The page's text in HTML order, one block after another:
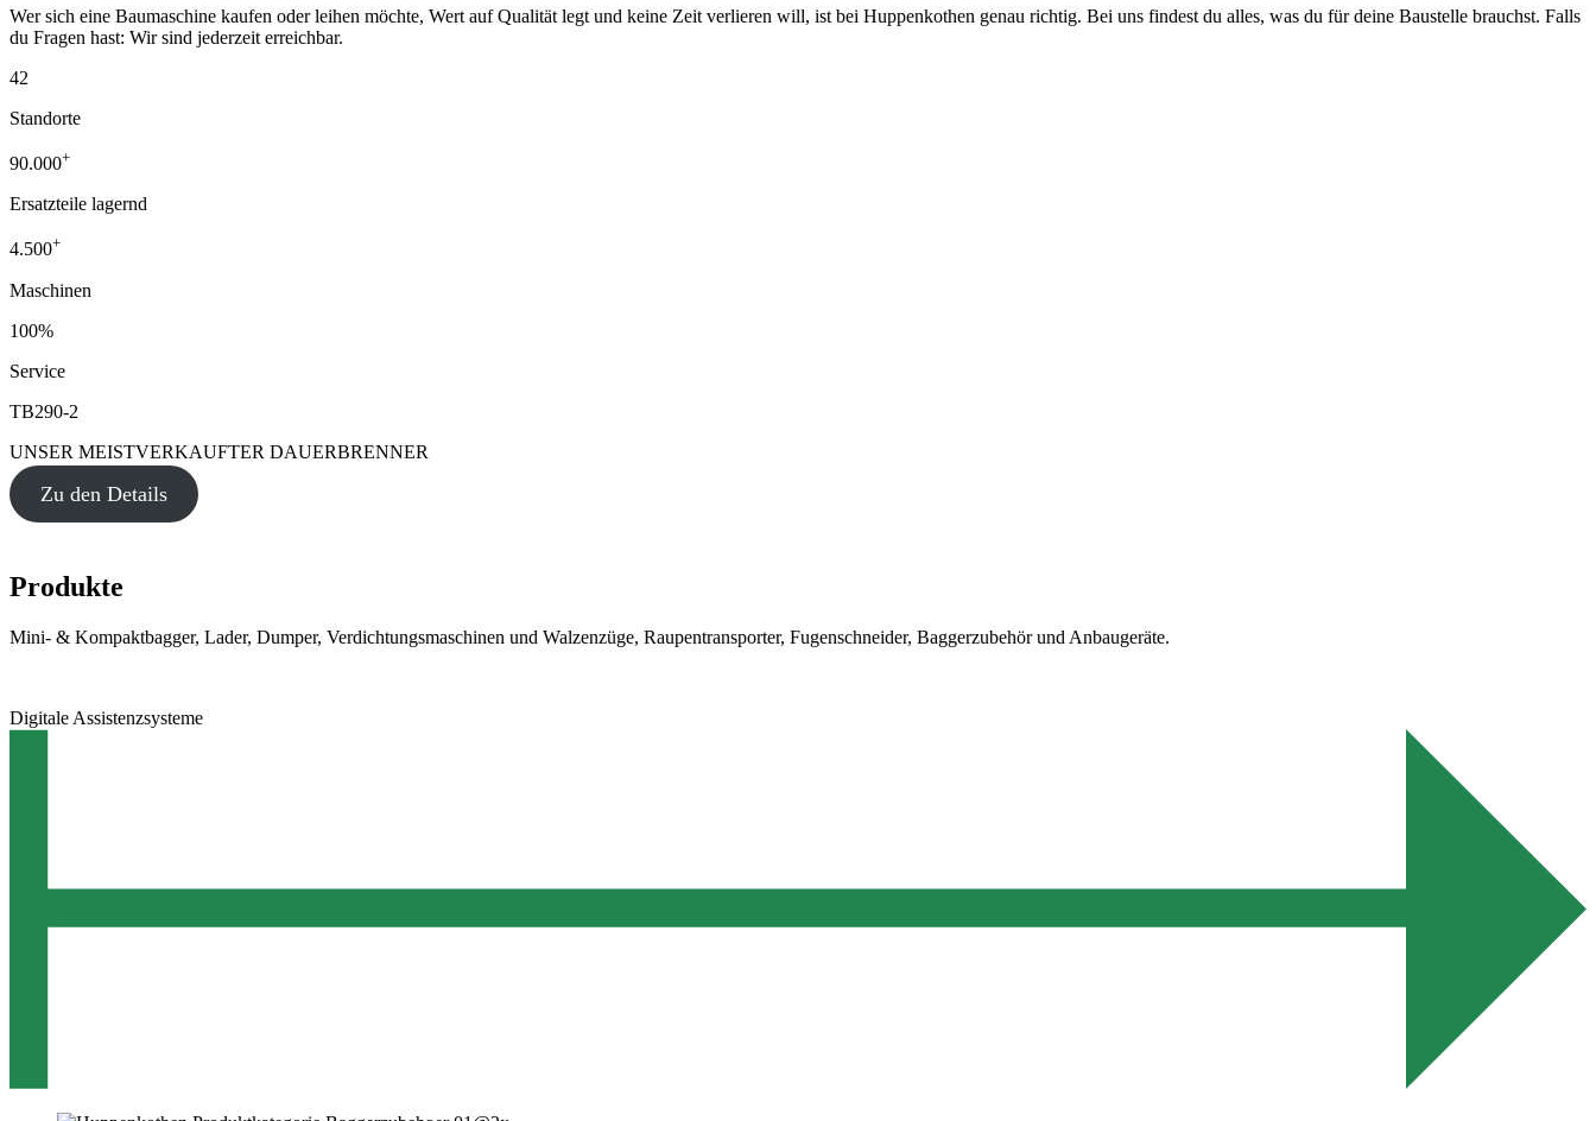
Wer sich eine Baumaschine kaufen oder leihen möchte, Wert auf Qualität legt und keine Zeit verlieren will, ist bei Huppenkothen genau richtig. Bei uns findest du alles, was du für deine Baustelle brauchst. Falls
du Fragen hast: Wir sind jederzeit erreichbar.
42
Standorte
90.000+
Ersatzteile lagernd
4.500+
Maschinen
100%
Service
TB290-2
UNSER MEISTVERKAUFTER DAUERBRENNER
Zu den Details
Produkte
Mini- & Kompaktbagger, Lader, Dumper, Verdichtungsmaschinen und Walzenzüge, Raupentransporter, Fugenschneider, Baggerzubehör und Anbaugeräte.
Digitale Assistenzsysteme